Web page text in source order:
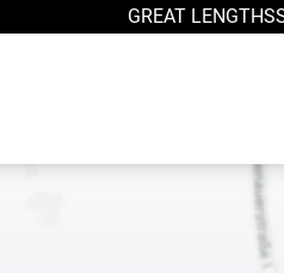
GREAT LENGTHS